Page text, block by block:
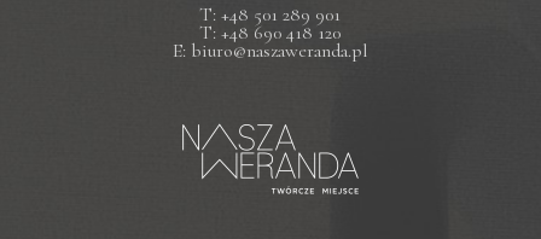
T: +48 501 289 901
T: +48 690 418 120
E: biuro@naszaweranda.pl